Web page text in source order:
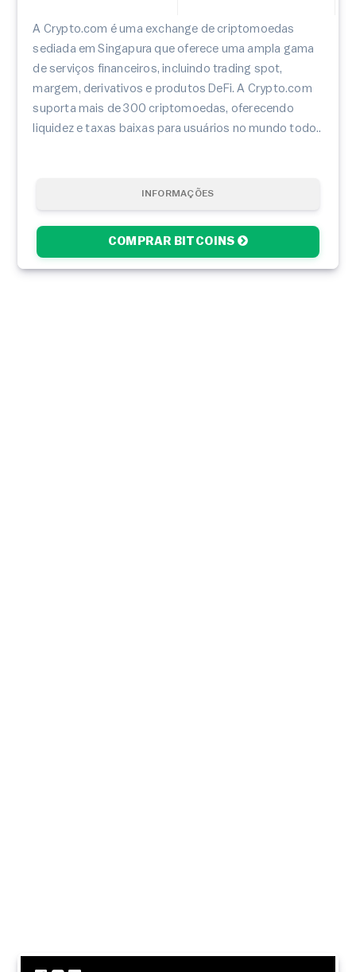
INFORMAÇÕES
COMPRAR BITCOINS
A Crypto.com é uma exchange de criptomoedas
sediada em Singapura que oferece uma ampla gama
de serviços financeiros, incluindo trading spot,
margem, derivativos e produtos DeFi. A Crypto.com
suporta mais de 300 criptomoedas, oferecendo
liquidez e taxas baixas para usuários no mundo todo..